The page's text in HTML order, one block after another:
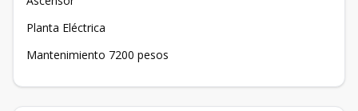
Planta Eléctrica
Mantenimiento 7200 pesos